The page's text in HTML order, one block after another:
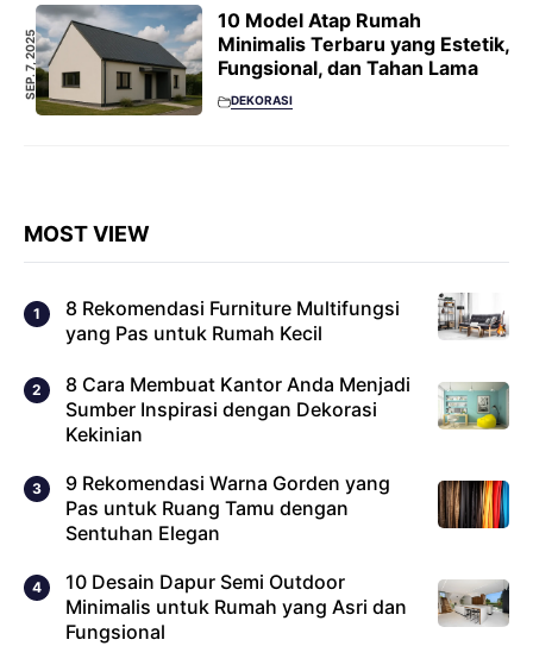
SEP. 7, 2025
10 Model Atap Rumah
Minimalis Terbaru yang Estetik,
Fungsional, dan Tahan Lama
DEKORASI
MOST VIEW
8 Rekomendasi Furniture Multifungsi
yang Pas untuk Rumah Kecil
8 Cara Membuat Kantor Anda Menjadi
Sumber Inspirasi dengan Dekorasi
Kekinian
9 Rekomendasi Warna Gorden yang
Pas untuk Ruang Tamu dengan
Sentuhan Elegan
10 Desain Dapur Semi Outdoor
Minimalis untuk Rumah yang Asri dan
Fungsional